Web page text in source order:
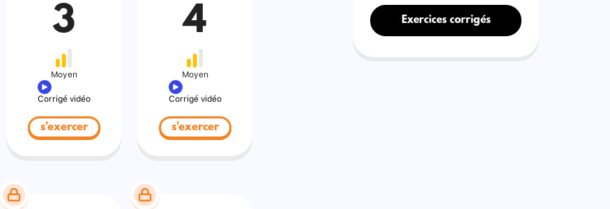
3
Moyen
Corrigé vidéo
s'exercer
4
Moyen
Corrigé vidéo
s'exercer
Exercices corrigés